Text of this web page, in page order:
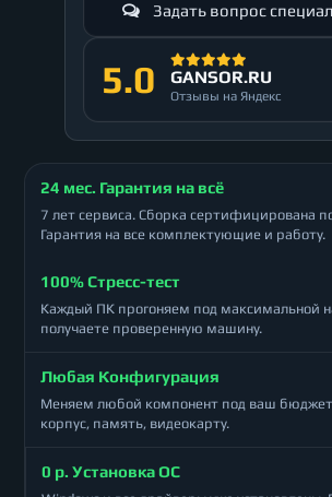
Задать вопрос
5.0 GANSOR.RU
Отзывы на Яндекс
24 мес. Гарантия на всё
7 лет сервиса. Сборка сертифицирована
Гарантия на все комплектующие и работу.
100% Стресс-тест
Каждый ПК прогоняем под максимальной
получаете проверенную машину.
Любая Конфигурация
Меняем любой компонент под ваш
корпус, память, видеокарту.
0 р. Установка ОС